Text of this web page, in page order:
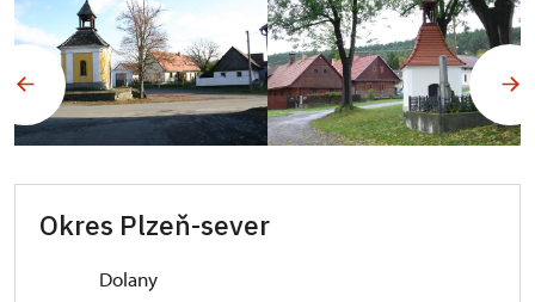
Okres Plzeň-sever
Dolany